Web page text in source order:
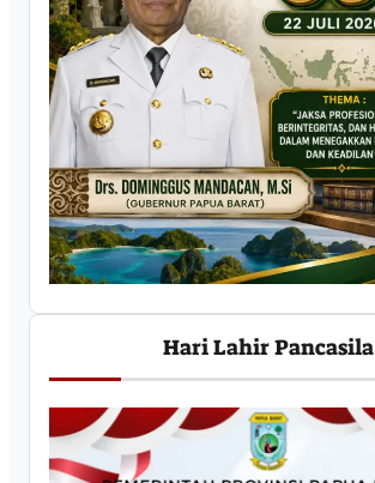
Hari Lahir Pancasila